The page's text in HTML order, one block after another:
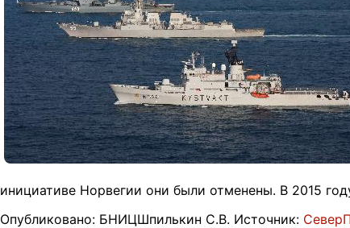
инициативе Норвегии они были отменены. В 2015
Опубликовано: БНИЦШпилькин С.В. Источник: